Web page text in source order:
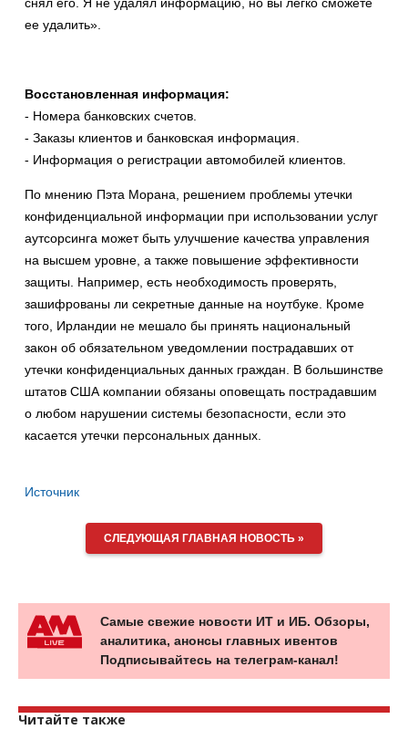
снял его. Я не удалял информацию, но вы легко сможете
ее удалить».
Восстановленная информация:
- Номера банковских счетов.
- Заказы клиентов и банковская информация.
- Информация о регистрации автомобилей клиентов.
По мнению Пэта Морана, решением проблемы утечки
конфиденциальной информации при использовании услуг
аутсорсинга может быть улучшение качества управления
на высшем уровне, а также повышение эффективности
защиты. Например, есть необходимость проверять,
зашифрованы ли секретные данные на ноутбуке. Кроме
того, Ирландии не мешало бы принять национальный
закон об обязательном уведомлении пострадавших от
утечки конфиденциальных данных граждан. В большинстве
штатов США компании обязаны оповещать пострадавшим
о любом нарушении системы безопасности, если это
касается утечки персональных данных.
Источник
СЛЕДУЮЩАЯ ГЛАВНАЯ НОВОСТЬ »
Самые свежие новости ИТ и ИБ. Обзоры,
аналитика, анонсы главных ивентов
Подписывайтесь на телеграм-канал!
Читайте также